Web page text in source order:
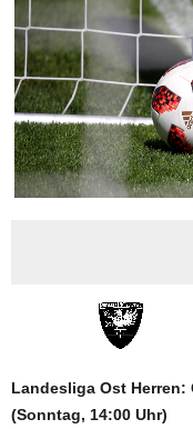
Landesliga Ost Herren:
(Sonntag, 14:00 Uhr)